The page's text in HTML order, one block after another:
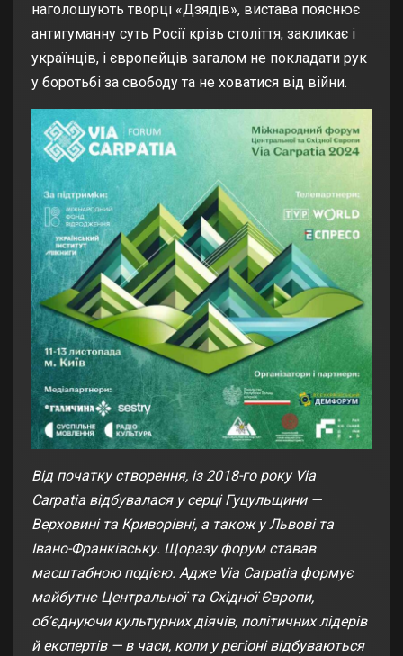
наголошують творці «Дзядів», вистава пояснює
антигуманну суть Росії крізь століття, закликає і
українців, і європейців загалом не покладати рук
у боротьбі за свободу та не ховатися від війни.
Від початку створення, із 2018-го року Via
Carpatia відбувалася у серці Гуцульщини —
Верховині та Криворівні, а також у Львові та
Івано-Франківську. Щоразу форум ставав
масштабною подією. Адже Via Carpatia формує
майбутнє Центральної та Східної Європи,
об’єднуючи культурних діячів, політичних лідерів
й експертів — в часи, коли у регіоні відбуваються